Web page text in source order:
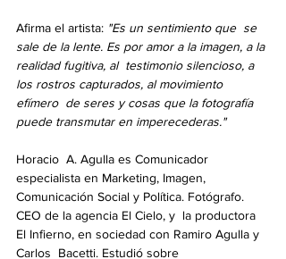
Afirma el artista: "Es un sentimiento que  se
sale de la lente. Es por amor a la imagen, a la
realidad fugitiva, al  testimonio silencioso, a
los rostros capturados, al movimiento
efímero  de seres y cosas que la fotografía
puede transmutar en imperecederas."
Horacio  A. Agulla es Comunicador
especialista en Marketing, Imagen,
Comunicación Social y Política. Fotógrafo.
CEO de la agencia El Cielo, y  la productora
El Infierno, en sociedad con Ramiro Agulla y
Carlos  Bacetti. Estudió sobre